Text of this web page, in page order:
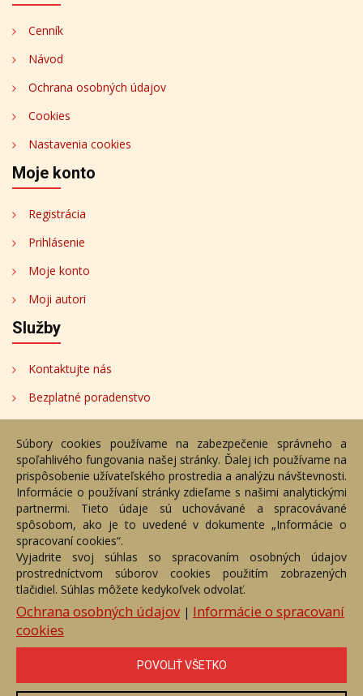
Cenník
Návod
Ochrana osobných údajov
Cookies
Nastavenia cookies
Moje konto
Registrácia
Prihlásenie
Moje konto
Moji autori
Služby
Kontaktujte nás
Bezplatné poradenstvo
Adresa
Nižný Hrušov 333, 094 22,
Slovenská republika
+421 905 356 921
+421 905 959 101
eantik@eantik.sk
Návod Cenník
Obchodné podmienky
Ochrana os. údajov
Kontakt
Bezplatné poradenstvo
eAntik.sk © 2007 - 2026
podmienené výslovným súhlasom jej vlastníka. Všetky práva sú
Súbory cookies používame na zabezpečenie správneho a
spoľahlivého fungovania našej stránky. Ďalej ich používame na
prispôsobenie užívateľského prostredia a analýzu návštevnosti.
Informácie o používaní stránky zdieľame s našimi analytickými
partnermi. Tieto údaje sú uchovávané a spracovávané
spôsobom, ako je to uvedené v dokumente „Informácie o
spracovaní cookies“.
Vyjadrite svoj súhlas so spracovaním osobných údajov
prostredníctvom súborov cookies použitím zobrazených
tlačidiel. Súhlas môžete kedykoľvek odvolať.
Ochrana osobných údajov| Informácie o spracovaní
cookies
POVOLIŤ VŠETKO